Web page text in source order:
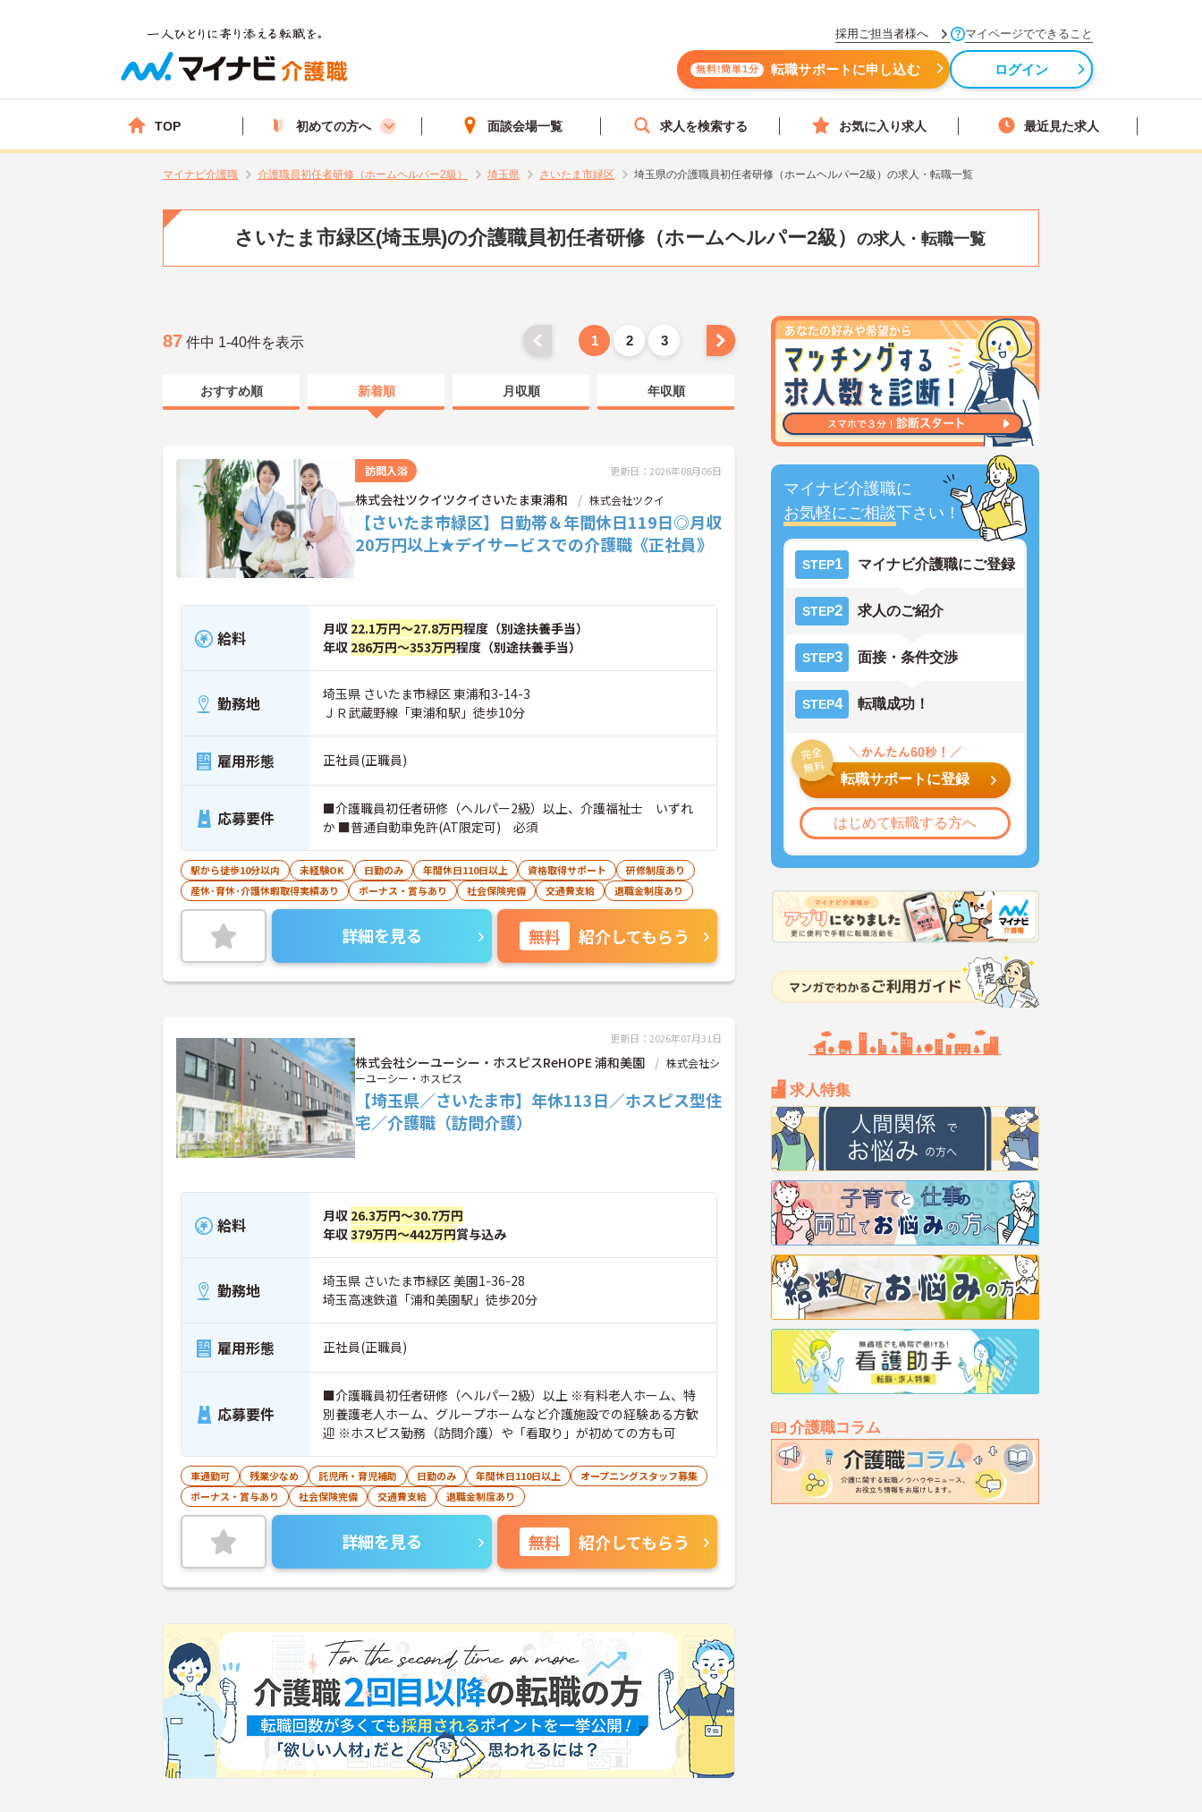
採用ご担当者様へ マイページでできること
無料!簡単1分 転職サポートに申し込む ログイン
TOP 初めての方へ 面談会場一覧 求人を検索する お気に入り求人 最近見た求人
マイナビ介護職 介護職員初任者研修（ホームヘルパー2級） 埼玉県 さいたま市緑区 埼玉県の介護職員初任者研修（ホームヘルパー2級）の求人・転職一覧
さいたま市緑区(埼玉県)の介護職員初任者研修（ホームヘルパー2級） の求人・転職一覧
マイナビ介護職に
お気軽にご相談下さい！
STEP1 マイナビ介護職にご登録
STEP2 求人のご紹介
STEP3 面接・条件交渉
STEP4 転職成功！
転職サポートに登録
はじめて転職する方へ
求人特集
介護職コラム
87 件中 1-40件を表示 1 2 3
おすすめ順 新着順 月収順 年収順
訪問入浴 更新日：2026年08月06日
株式会社ツクイツクイさいたま東浦和 株式会社ツクイ
【さいたま市緑区】日勤帯＆年間休日119日◎月収
20万円以上★デイサービスでの介護職《正社員》
給料 月収 22.1万円～27.8万円程度（別途扶養手当）
年収 286万円～353万円程度（別途扶養手当）
勤務地
埼玉県 さいたま市緑区 東浦和3-14-3
ＪＲ武蔵野線「東浦和駅」徒歩10分
雇用形態 正社員(正職員)
応募要件
■介護職員初任者研修（ヘルパー2級）以上、介護福祉士 いずれ
か ■普通自動車免許(AT限定可) 必須
駅から徒歩10分以内 未経験OK 日勤のみ 年間休日110日以上 資格取得サポート
研修制度あり
産休･育休･介護休暇取得実績あり
ボーナス・賞与あり 社会保険完備 交通費支給 退職金制度あり
詳細を見る 無料 紹介してもらう
更新日：2026年07月31日
株式会社シーユーシー・ホスピスReHOPE 浦和美園
株式会社シ
ーユーシー・ホスピス
【埼玉県／さいたま市】年休113日／ホスピス型住
宅／介護職（訪問介護）
給料 月収 26.3万円～30.7万円
年収379万円～442万円賞与込み
勤務地
埼玉県 さいたま市緑区 美園1-36-28
埼玉高速鉄道「浦和美園駅」徒歩20分
雇用形態 正社員(正職員)
応募要件
■介護職員初任者研修（ヘルパー2級）以上 ※有料老人ホーム、特
別養護老人ホーム、グループホームなど介護施設での経験ある方歓
迎 ※ホスピス勤務（訪問介護）や「看取り」が初めての方も可
車通勤可 残業少なめ 託児所・育児補助 日勤のみ 年間休日110日以上
オープニングスタッフ募集
ボーナス・賞与あり
社会保険完備 交通費支給 退職金制度あり
詳細を見る 無料 紹介してもらう